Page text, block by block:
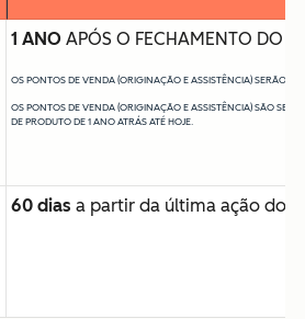
1 ANO APÓS O FECHAMENTO DO
OS PONTOS DE VENDA (ORIGINAÇÃO E ASSISTÊNCIA) SERÃO
OS PONTOS DE VENDA (ORIGINAÇÃO E ASSISTÊNCIA) SÃO
DE PRODUTO DE 1 ANO ATRÁS ATÉ HOJE.
60 dias a partir da última ação do